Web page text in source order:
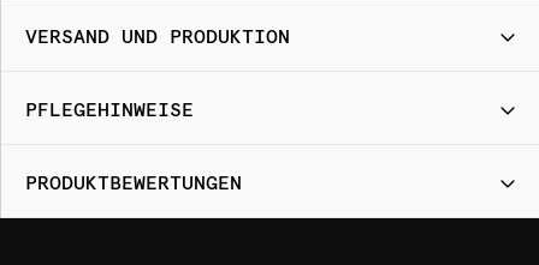
VERSAND UND PRODUKTION
PFLEGEHINWEISE
PRODUKTBEWERTUNGEN